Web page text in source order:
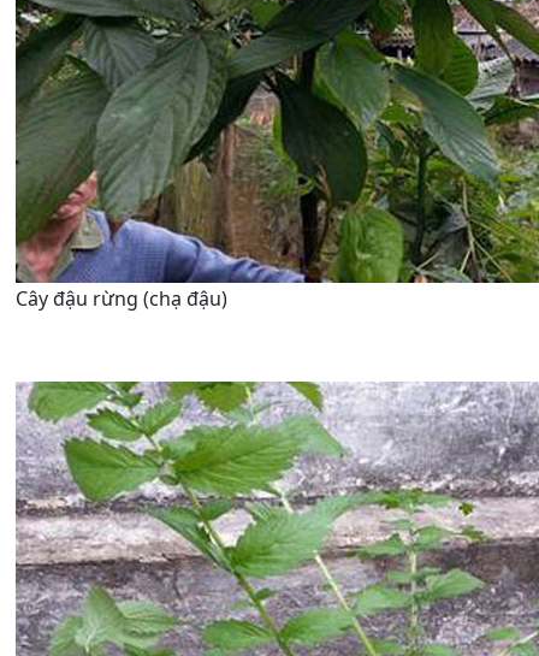
Cây đậu rừng (chạ đậu)